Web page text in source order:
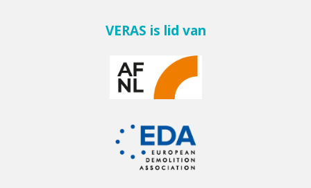
VERAS is lid van